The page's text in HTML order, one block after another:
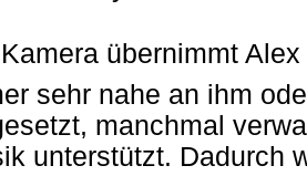
übernimmt
sehr nahe an ihm
manchmal
unterstützt. Dadurch